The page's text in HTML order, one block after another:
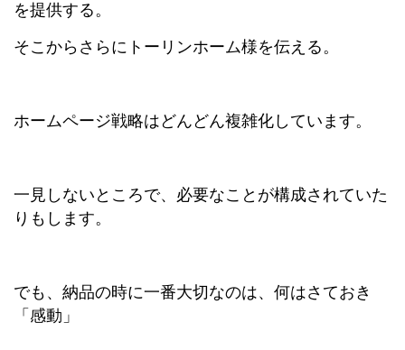
を提供する。
そこからさらにトーリンホーム様を伝える。
ホームページ戦略はどんどん複雑化しています。
一見しないところで、必要なことが構成されていた
りもします。
でも、納品の時に一番大切なのは、何はさておき
「感動」